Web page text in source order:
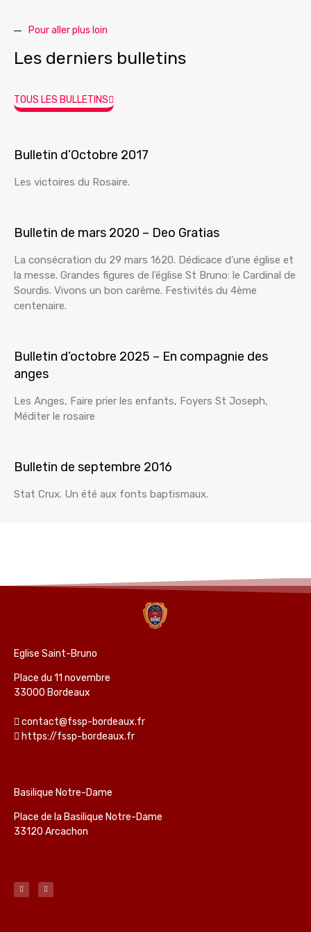
Pour aller plus loin
Les derniers bulletins
TOUS LES BULLETINS
Bulletin d’Octobre 2017
Les victoires du Rosaire.
Bulletin de mars 2020 – Deo Gratias
La consécration du 29 mars 1620. Dédicace d’une église et
la messe. Grandes figures de l’église St Bruno: le Cardinal de
Sourdis. Vivons un bon carême. Festivités du 4ème
centenaire.
Bulletin d’octobre 2025 – En compagnie des
anges
Les Anges, Faire prier les enfants, Foyers St Joseph,
Méditer le rosaire
Bulletin de septembre 2016
Stat Crux. Un été aux fonts baptismaux.
Eglise Saint-Bruno
Place du 11 novembre
33000 Bordeaux
contact@fssp-bordeaux.fr
https://fssp-bordeaux.fr
Basilique Notre-Dame
Place de la Basilique Notre-Dame
33120 Arcachon